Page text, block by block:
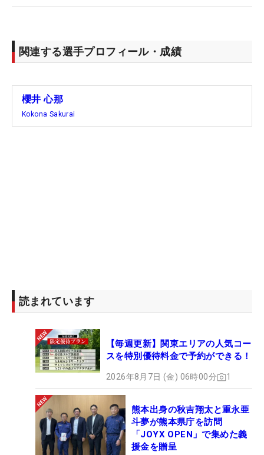
と照れ笑い。「毎週頑張ろうと思ってやっているけ
ど、今週は特に気が引き締まるというか、悪いショ
ている。
トップを走る仲良しの川崎との差はスタート前の3
打差から4打差に開いた。「1打でも縮めたいと思っ
ていたけど、結果的に離された。そこは悔しいとこ
ろだけど、きょうのことはきょうで忘れて、明日ま
た60台を目指して、自分の流れが来るのを待ちた
い」。今季はここまで16試合で一桁順位はなく、初
の優勝争い。昨年9月の「ゴルフ5レディス」以来と
なる最終日最終組に、こちらも気合は入っている。
ダイヤモンド世代の3人による七夕の頂上決戦。最
関連する選手プロフィール・成績
櫻井 心那
Kokona Sakurai
読まれています
【毎週更新】関東エリアの人気コー
スを特別優待料金で予約ができる！
2026年8月7日 (金) 06時00分 1
熊本出身の秋吉翔太と重永亜
斗夢が熊本県庁を訪問
「JOYX OPEN」で集めた義
援金を贈呈